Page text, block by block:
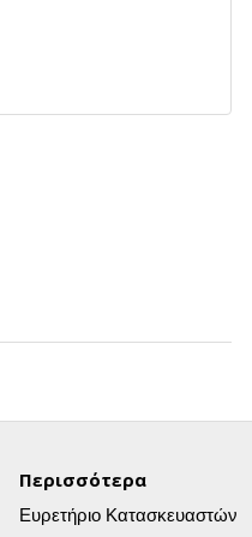
Περισσότερα
Ευρετήριο Κατασκευαστών